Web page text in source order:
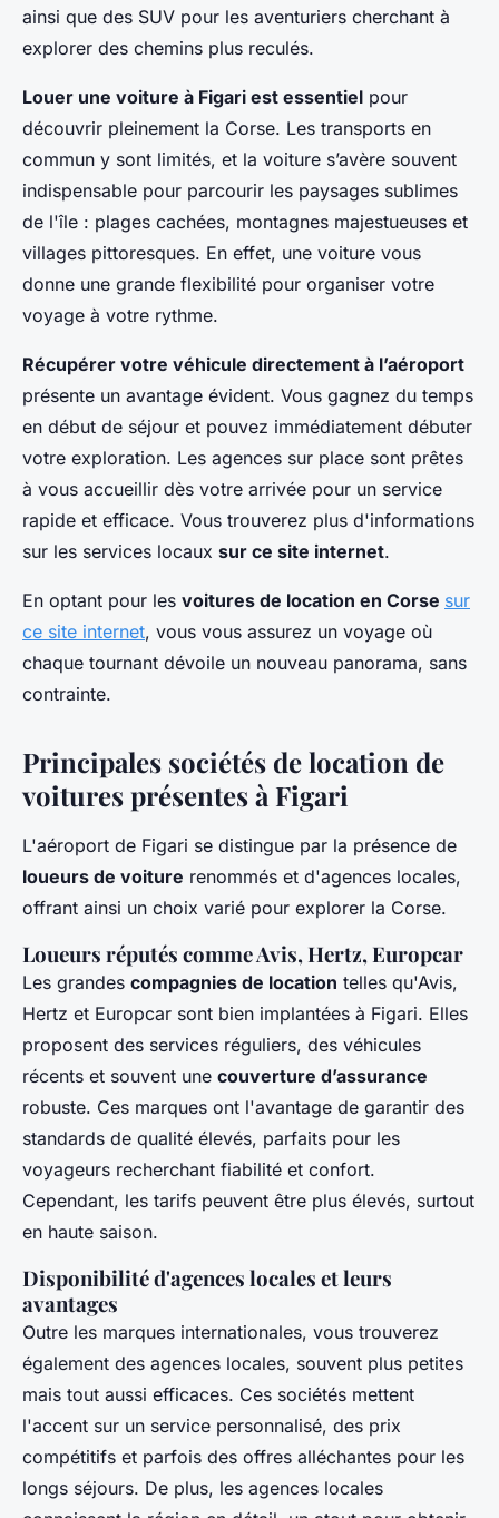
ainsi que des SUV pour les aventuriers cherchant à
explorer des chemins plus reculés.
Louer une voiture à Figari est essentiel pour
découvrir pleinement la Corse. Les transports en
commun y sont limités, et la voiture s’avère souvent
indispensable pour parcourir les paysages sublimes
de l'île : plages cachées, montagnes majestueuses et
villages pittoresques. En effet, une voiture vous
donne une grande flexibilité pour organiser votre
voyage à votre rythme.
Récupérer votre véhicule directement à l’aéroport
présente un avantage évident. Vous gagnez du temps
en début de séjour et pouvez immédiatement débuter
votre exploration. Les agences sur place sont prêtes
à vous accueillir dès votre arrivée pour un service
rapide et efficace. Vous trouverez plus d'informations
sur les services locaux sur ce site internet.
En optant pour les voitures de location en Corse sur
ce site internet, vous vous assurez un voyage où
chaque tournant dévoile un nouveau panorama, sans
contrainte.
Principales sociétés de location de
voitures présentes à Figari
L'aéroport de Figari se distingue par la présence de
loueurs de voiture renommés et d'agences locales,
offrant ainsi un choix varié pour explorer la Corse.
Loueurs réputés comme Avis, Hertz, Europcar
Les grandes compagnies de location telles qu'Avis,
Hertz et Europcar sont bien implantées à Figari. Elles
proposent des services réguliers, des véhicules
récents et souvent une couverture d’assurance
robuste. Ces marques ont l'avantage de garantir des
standards de qualité élevés, parfaits pour les
voyageurs recherchant fiabilité et confort.
Cependant, les tarifs peuvent être plus élevés, surtout
en haute saison.
Disponibilité d'agences locales et leurs
avantages
Outre les marques internationales, vous trouverez
également des agences locales, souvent plus petites
mais tout aussi efficaces. Ces sociétés mettent
l'accent sur un service personnalisé, des prix
compétitifs et parfois des offres alléchantes pour les
longs séjours. De plus, les agences locales